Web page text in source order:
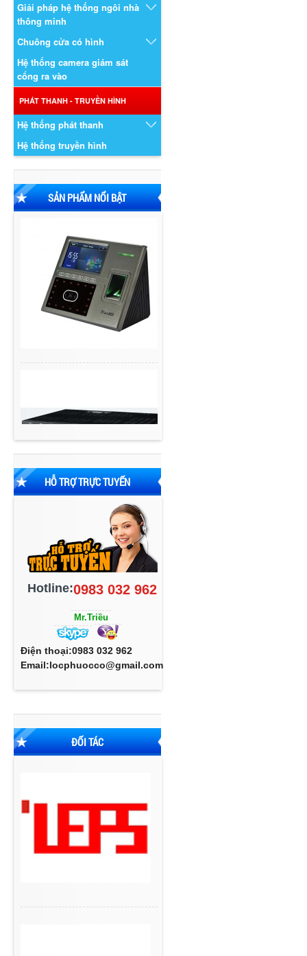
Giải pháp hệ thống ngôi nhà
thông minh
Chuông cửa có hình
Hệ thống camera giám sát
cổng ra vào
PHÁT THANH - TRUYỀN HÌNH
Hệ thống phát thanh
Hệ thống truyền hình
SẢN PHẨM NỔI BẬT
HỖ TRỢ TRỰC TUYẾN
Hotline:0983 032 962
Mr.Triều
Điện thoại:0983 032 962
Email:locphuocco@gmail.com
ĐỐI TÁC